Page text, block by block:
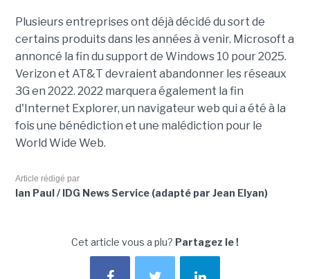
Plusieurs entreprises ont déjà décidé du sort de
certains produits dans les années à venir. Microsoft a
annoncé la fin du support de Windows 10 pour 2025.
Verizon et AT&T devraient abandonner les réseaux
3G en 2022. 2022 marquera également la fin
d'Internet Explorer, un navigateur web qui a été à la
fois une bénédiction et une malédiction pour le
World Wide Web.
Article rédigé par
Ian Paul / IDG News Service (adapté par Jean Elyan)
Cet article vous a plu? Partagez le !